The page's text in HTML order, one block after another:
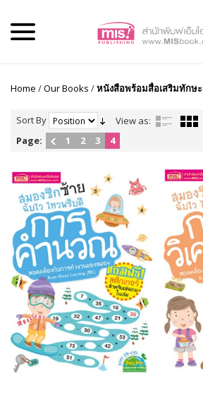
Home /Our Books /หนังสือพร้อมสื่อเสริมทักษะ
Sort By
View as:
Page:
1 2 3 4